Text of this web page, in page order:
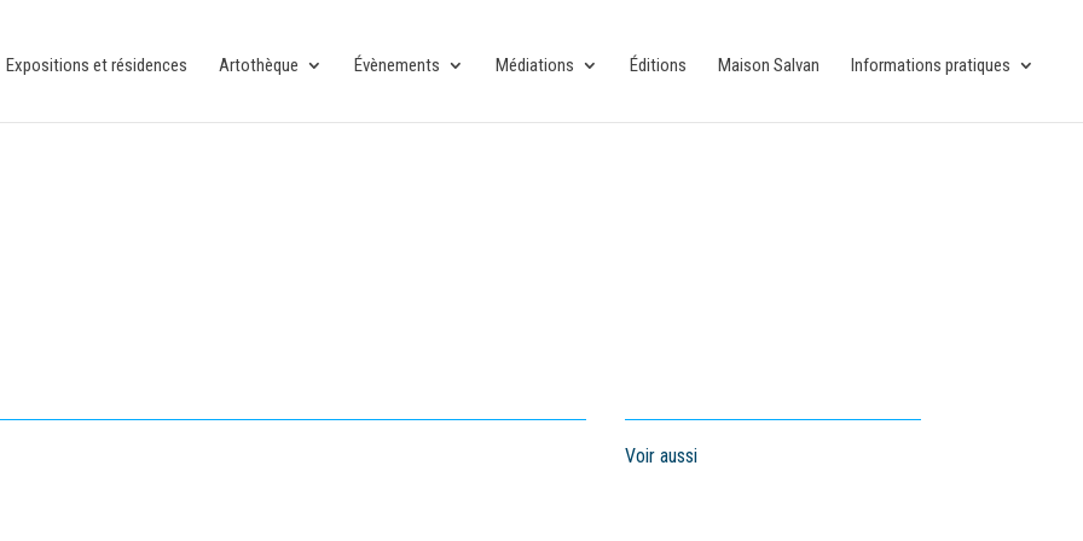
Expositions et résidences Artothèque Évènements Médiations Éditions Maison Salvan Informations pratiques
Voir aussi